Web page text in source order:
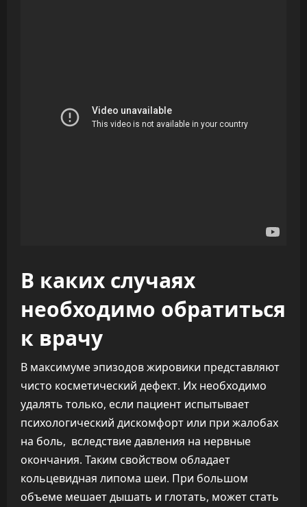
В каких случаях
необходимо обратиться
к врачу
В максимуме эпизодов жировики представляют
чисто косметический дефект. Их необходимо
удалять только, если пациент испытывает
психологический дискомфорт или при жалобах
на боль, вследствие давления на нервные
окончания. Таким свойством обладает
кольцевидная липома шеи. При большом
объеме мешает дышать и глотать, может стать